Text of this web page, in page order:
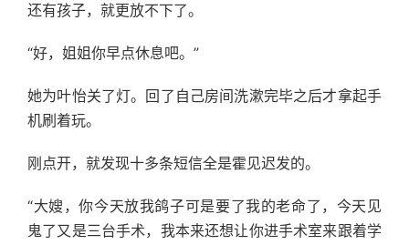
还有孩子，就更放不下了。
“好，姐姐你早点休息吧。”
她为叶怡关了灯。回了自己房间洗漱完毕之后才拿起手
机刷着玩。
刚点开，就发现十多条短信全是霍见迟发的。
“大嫂，你今天放我鸽子可是要了我的老命了，今天见
鬼了又是三台手术，我本来还想让你进手术室来跟着学